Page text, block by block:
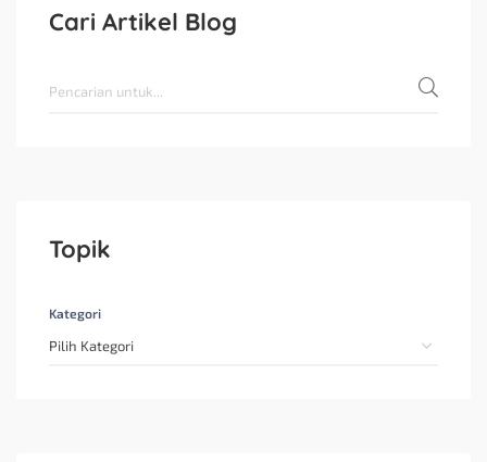
Cari Artikel Blog
Topik
Kategori